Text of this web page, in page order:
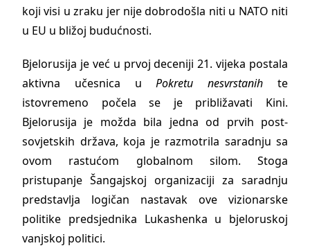
koji visi u zraku jer nije dobrodošla niti u NATO niti
u EU u bližoj budućnosti.
Bjelorusija je već u prvoj deceniji 21. vijeka postala
aktivna učesnica uPokretu nesvrstanih te
istovremeno počela se je približavati Kini.
Bjelorusija je možda bila jedna od prvih post-
sovjetskih država, koja je razmotrila saradnju sa
ovom rastućom globalnom silom. Stoga
pristupanje Šangajskoj organizaciji za saradnju
predstavlja logičan nastavak ove vizionarske
politike predsjednika Lukashenka u bjeloruskoj
vanjskoj politici.